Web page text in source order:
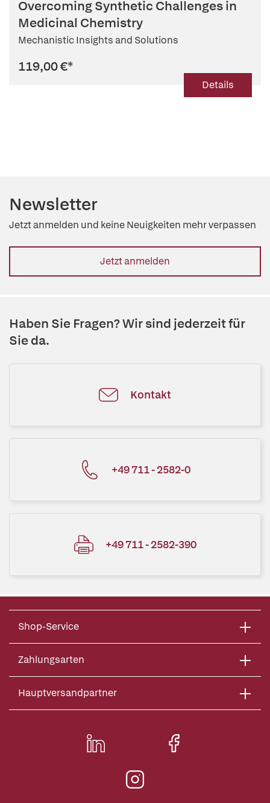
Overcoming Synthetic Challenges in
Medicinal Chemistry
Mechanistic Insights and Solutions
119,00 €*
Details
Newsletter
Jetzt anmelden und keine Neuigkeiten mehr verpassen
Jetzt anmelden
Haben Sie Fragen? Wir sind jederzeit für
Sie da.
Kontakt
+49 711 - 2582-0
+49 711 - 2582-390
Shop-Service
Zahlungsarten
Hauptversandpartner